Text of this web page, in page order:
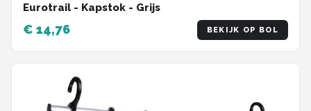
Eurotrail - Kapstok - Grijs
€ 14,76 BEKIJK OP BOL